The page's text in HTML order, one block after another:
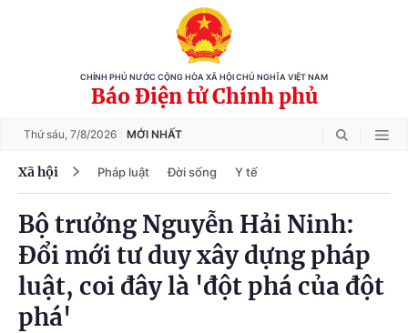
CHÍNH PHỦ NƯỚC CỘNG HÒA XÃ HỘI CHỦ NGHĨA VIỆT NAM
Báo Điện tử Chính phủ
Thứ sáu, 7/8/2026 MỚI NHẤT
Xã hội Pháp luật Đời sống Y tế
Bộ trưởng Nguyễn Hải Ninh:
Đổi mới tư duy xây dựng pháp
luật, coi đây là 'đột phá của đột
phá'